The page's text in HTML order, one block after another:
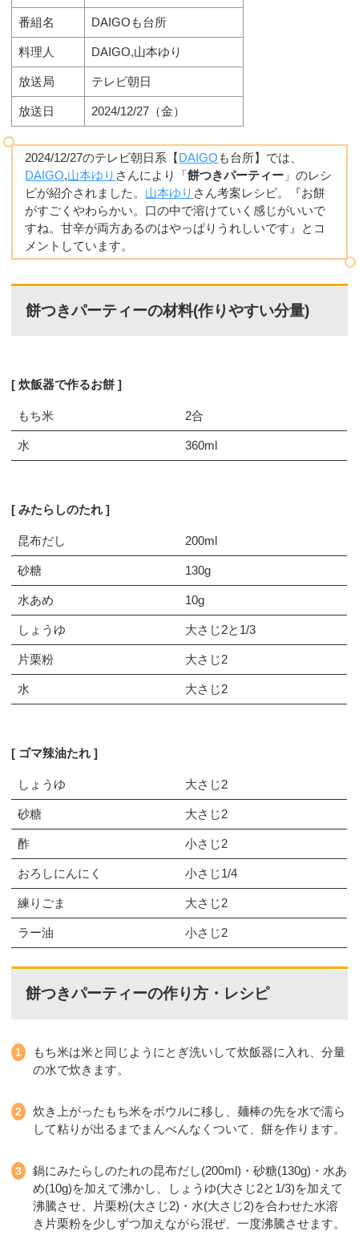
番組名 DAIGOも台所
料理人 DAIGO,山本ゆり
放送局 テレビ朝日
放送日 2024/12/27（金）
2024/12/27のテレビ朝日系【DAIGO も台所】では、
DAIGO,山本ゆり さんにより「餅つきパーティー 」のレシ
ピが紹介されました。 山本ゆり さん考案レシピ。『お餅
がすごくやわらかい。口の中で溶けていく感じがいいで
すね。甘辛が両方あるのはやっぱりうれしいです』とコ
メントしています。
餅つきパーティーの材料(作りやすい分量)
炊飯器で作るお餅
もち米 2合
水 360ml
みたらしのたれ
昆布だし 200ml
砂糖 130g
水あめ 10g
しょうゆ 大さじ2と1/3
片栗粉 大さじ2
水 大さじ2
ゴマ辣油たれ
しょうゆ 大さじ2
砂糖 大さじ2
酢 小さじ2
おろしにんにく 小さじ1/4
練りごま 大さじ2
ラー油 小さじ2
餅つきパーティーの作り方・レシピ
もち米は米と同じようにとぎ洗いして炊飯器に入れ、分量
の水で炊きます。
炊き上がったもち米をボウルに移し、麺棒の先を水で濡ら
して粘りが出るまでまんべんなくついて、餅を作ります。
鍋にみたらしのたれの昆布だし(200ml)・砂糖(130g)・水あ
め(10g)を加えて沸かし、しょうゆ(大さじ2と1/3)を加えて
沸騰させ、片栗粉(大さじ2)・水(大さじ2)を合わせた水溶
き片栗粉を少しずつ加えながら混ぜ、一度沸騰させます。